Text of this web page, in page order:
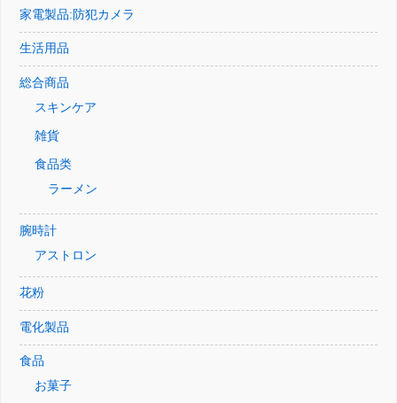
家電製品:防犯カメラ
生活用品
総合商品
スキンケア
雑貨
食品类
ラーメン
腕時計
アストロン
花粉
電化製品
食品
お菓子